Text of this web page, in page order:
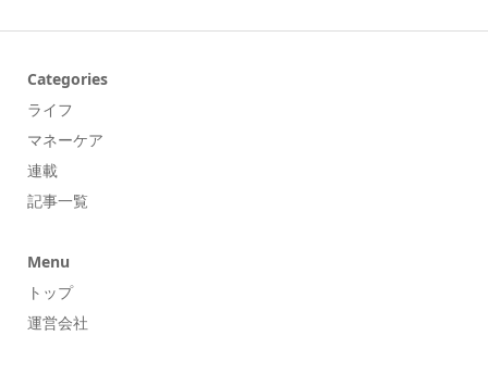
Categories
ライフ
マネーケア
連載
記事一覧
Menu
トップ
運営会社